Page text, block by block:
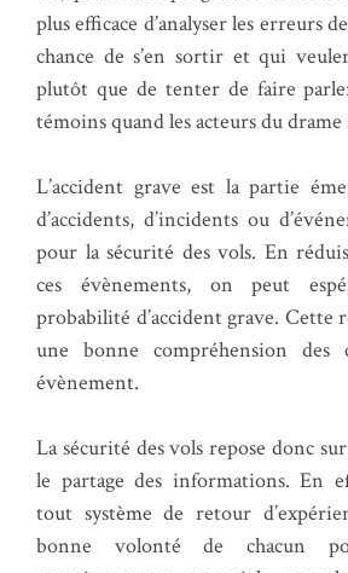
plus efficace d’analyser les erreurs
chance de s’en sortir et qui
plutôt que de tenter de faire
témoins quand les acteurs du
L’accident grave est la partie
d’accidents, d’incidents ou
pour la sécurité des vols. En
ces évènements, on peut
probabilité d’accident grave. Cette
une bonne compréhension des
évènement.
La sécurité des vols repose donc
le partage des informations. En
tout système de retour
bonne volonté de chacun